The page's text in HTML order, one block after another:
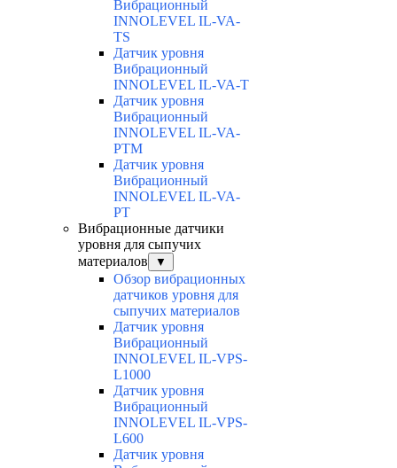
Вибрационный
INNOLEVEL IL-VA-
TS
Датчик уровня
Вибрационный
INNOLEVEL IL-VA-T
Датчик уровня
Вибрационный
INNOLEVEL IL-VA-
PTM
Датчик уровня
Вибрационный
INNOLEVEL IL-VA-
PT
Вибрационные датчики
уровня для сыпучих
материалов
▼
Обзор вибрационных
датчиков уровня для
сыпучих материалов
Датчик уровня
Вибрационный
INNOLEVEL IL-VPS-
L1000
Датчик уровня
Вибрационный
INNOLEVEL IL-VPS-
L600
Датчик уровня